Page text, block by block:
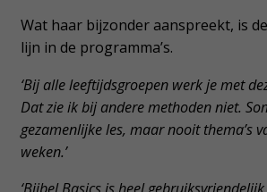
Wat haar bijzonder aanspreekt, is
lijn in de programma’s.
‘Bij alle leeftijdsgroepen werk je met
Dat zie ik bij andere methoden niet.
gezamenlijke les, maar nooit thema’s
weken.’